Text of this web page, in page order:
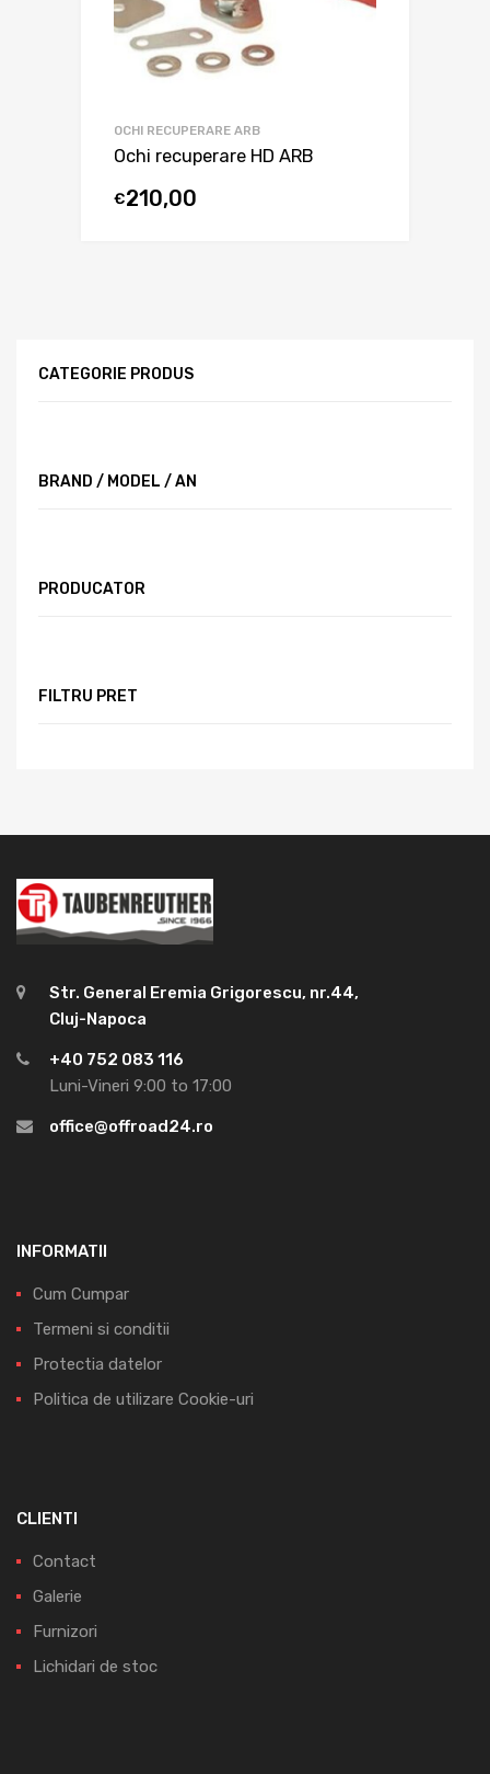
OCHI RECUPERARE ARB
Ochi recuperare HD ARB
€210,00
CATEGORIE PRODUS
BRAND / MODEL / AN
PRODUCATOR
FILTRU PRET
Str. General Eremia Grigorescu, nr.44,
Cluj-Napoca
+40 752 083 116
Luni-Vineri 9:00 to 17:00
office@offroad24.ro
INFORMATII
Cum Cumpar
Termeni si conditii
Protectia datelor
Politica de utilizare Cookie-uri
CLIENTI
Contact
Galerie
Furnizori
Lichidari de stoc